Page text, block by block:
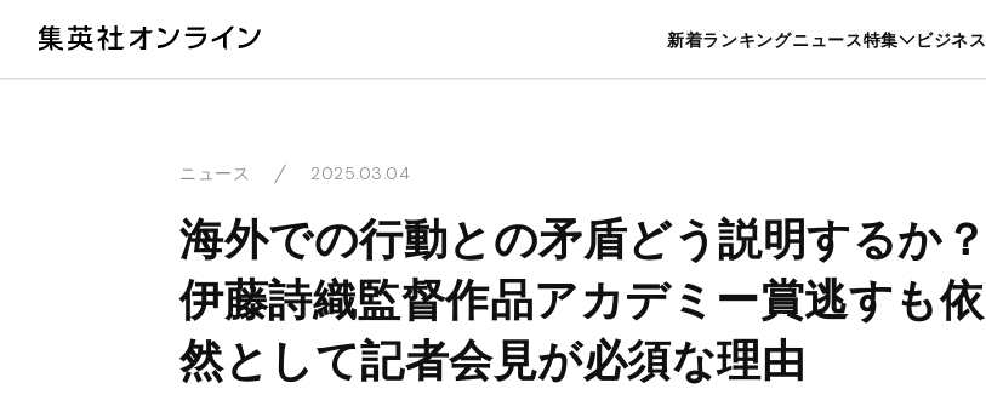
新着ランキングニュース特集 ビジネス
暮らし スポーツ ヘルスケア 美容
ニュース 2025.03.04
海外での行動との矛盾どう説明するか？
伊藤詩織監督作品アカデミー賞逃すも依
然として記者会見が必須な理由